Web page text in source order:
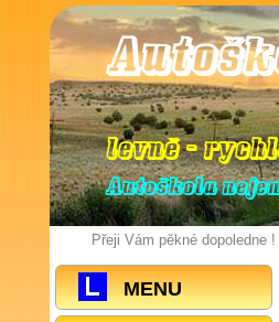
levně -
Autoškola
Přeji Vám pěkné dopoledne !
MENU